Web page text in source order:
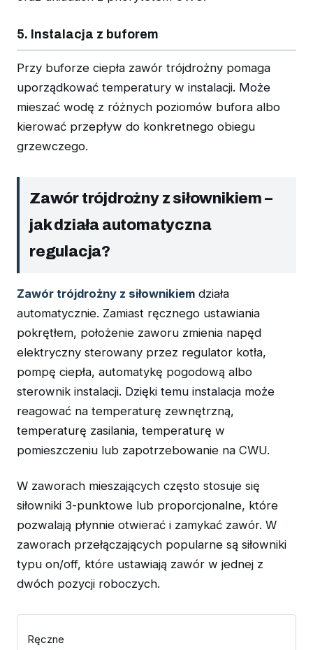
5. Instalacja z buforem
Przy buforze ciepła zawór trójdrożny pomaga
uporządkować temperatury w instalacji. Może
mieszać wodę z różnych poziomów bufora albo
kierować przepływ do konkretnego obiegu
grzewczego.
Zawór trójdrożny z siłownikiem –
jak działa automatyczna
regulacja?
Zawór trójdrożny z siłownikiem działa
automatycznie. Zamiast ręcznego ustawiania
pokrętłem, położenie zaworu zmienia napęd
elektryczny sterowany przez regulator kotła,
pompę ciepła, automatykę pogodową albo
sterownik instalacji. Dzięki temu instalacja może
reagować na temperaturę zewnętrzną,
temperaturę zasilania, temperaturę w
pomieszczeniu lub zapotrzebowanie na CWU.
W zaworach mieszających często stosuje się
siłowniki 3-punktowe lub proporcjonalne, które
pozwalają płynnie otwierać i zamykać zawór. W
zaworach przełączających popularne są siłowniki
typu on/off, które ustawiają zawór w jednej z
dwóch pozycji roboczych.
Ręczne